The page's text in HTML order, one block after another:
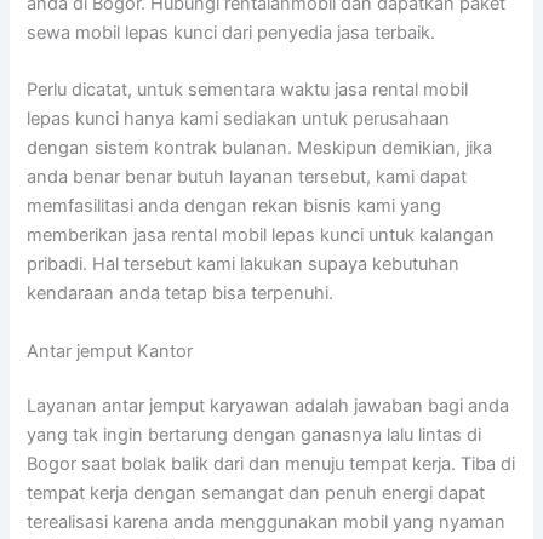
sewa mobil lepas kunci dari penyedia jasa terbaik.
Perlu dicatat, untuk sementara waktu jasa rental mobil
lepas kunci hanya kami sediakan untuk perusahaan
dengan sistem kontrak bulanan. Meskipun demikian, jika
anda benar benar butuh layanan tersebut, kami dapat
memfasilitasi anda dengan rekan bisnis kami yang
memberikan jasa rental mobil lepas kunci untuk kalangan
pribadi. Hal tersebut kami lakukan supaya kebutuhan
kendaraan anda tetap bisa terpenuhi.
Antar jemput Kantor
Layanan antar jemput karyawan adalah jawaban bagi anda
yang tak ingin bertarung dengan ganasnya lalu lintas di
Bogor saat bolak balik dari dan menuju tempat kerja. Tiba di
tempat kerja dengan semangat dan penuh energi dapat
terealisasi karena anda menggunakan mobil yang nyaman